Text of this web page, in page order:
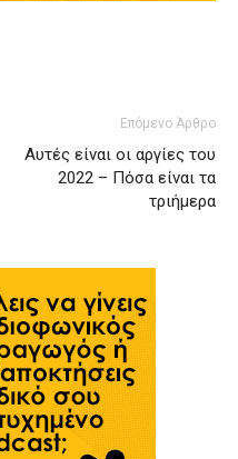
Επόμενο Άρθρο
Αυτές είναι οι αργίες του
2022 – Πόσα είναι τα
τριήμερα